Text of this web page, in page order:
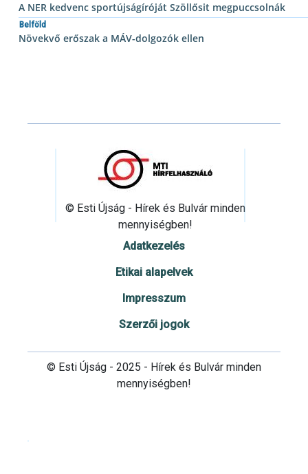
A NER kedvenc sportújságíróját Szöllősit megpuccsolnák
Belföld
Növekvő erőszak a MÁV-dolgozók ellen
© Esti Újság - Hírek és Bulvár minden
mennyiségben!
Adatkezelés
Etikai alapelvek
Impresszum
Szerzői jogok
© Esti Újság - 2025 - Hírek és Bulvár minden
mennyiségben!